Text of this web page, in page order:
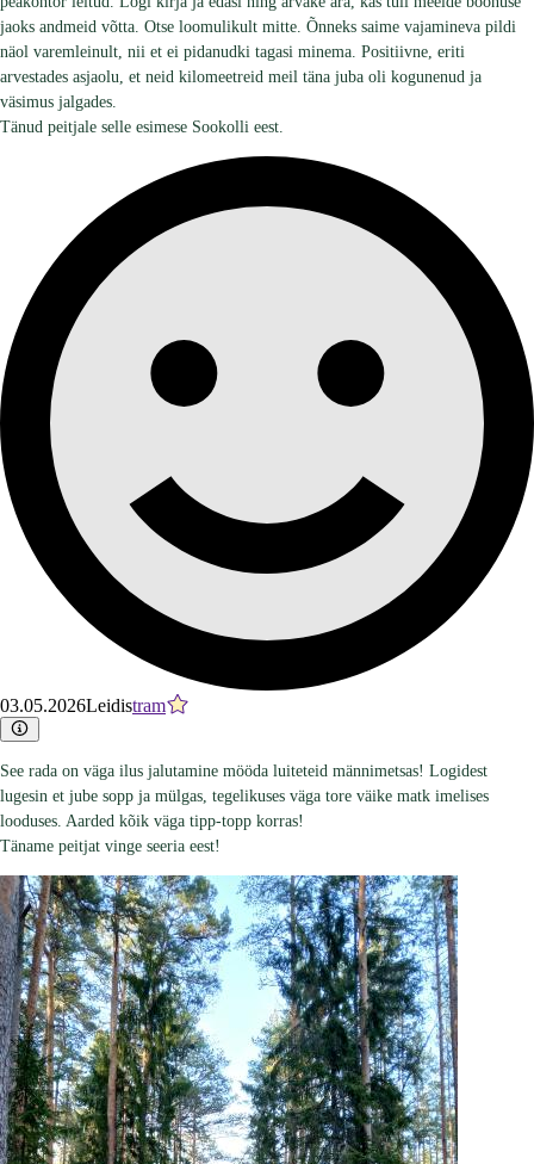
jaoks andmeid võtta. Otse loomulikult mitte. Õnneks saime vajamineva pildi
näol varemleinult, nii et ei pidanudki tagasi minema. Positiivne, eriti
arvestades asjaolu, et neid kilomeetreid meil täna juba oli kogunenud ja
väsimus jalgades.
Tänud peitjale selle esimese Sookolli eest.
03.05.2026Leidistram
See rada on väga ilus jalutamine mööda luiteteid männimetsas! Logidest
lugesin et jube sopp ja mülgas, tegelikuses väga tore väike matk imelises
looduses. Aarded kõik väga tipp-topp korras!
Täname peitjat vinge seeria eest!